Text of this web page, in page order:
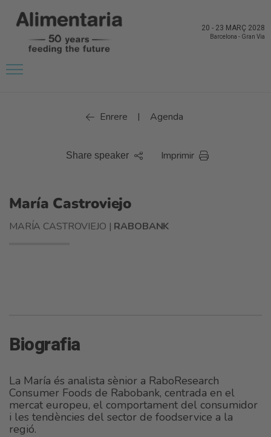
20 - 23 MARÇ 2028
Barcelona - Gran Via
Enrere | Agenda
Share speaker Imprimir
María Castroviejo
MARÍA CASTROVIEJO | RABOBANK
Biografia
La María és analista sènior a RaboResearch
Consumer Foods de Rabobank, centrada en el
mercat europeu, el comportament del consumidor
i les tendències del sector de foodservice a la
regió.